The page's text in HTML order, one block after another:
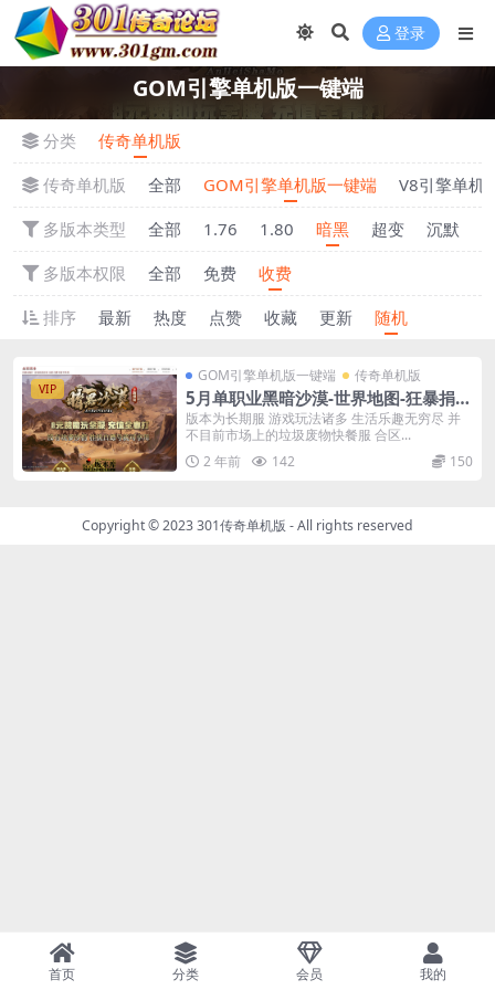
登录
GOM引擎单机版一键端
分类
传奇单机版
传奇单机版
全部 GOM引擎单机版一键端
V8引擎单机
多版本类型
全部 1.76 1.80 暗黑 超变 沉默
多版本权限
全部 免费
收费
排序
最新 热度 点赞 收藏 更新 随机
VIP
GOM引擎单机版一键端 传奇单机版
5月单职业黑暗沙漠-世界地图-狂暴捐献
魔体-附带GM后台一键端
版本为长期服 游戏玩法诸多 生活乐趣无穷尽 并
不目前市场上的垃圾废物快餐服 合区...
2 年前
142 150
Copyright © 2023301传奇单机版 - All rights reserved
首页 分类 会员 我的